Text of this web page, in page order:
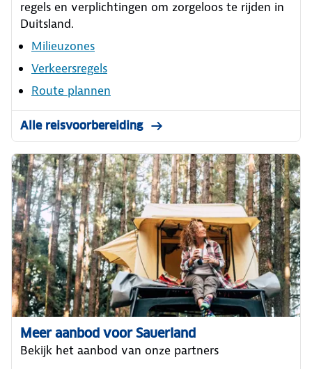
regels en verplichtingen om zorgeloos te rijden in
Duitsland.
Milieuzones
Verkeersregels
Route plannen
Alle reisvoorbereiding
Meer aanbod voor Sauerland
Bekijk het aanbod van onze partners